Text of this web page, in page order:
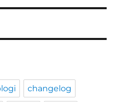
changelog